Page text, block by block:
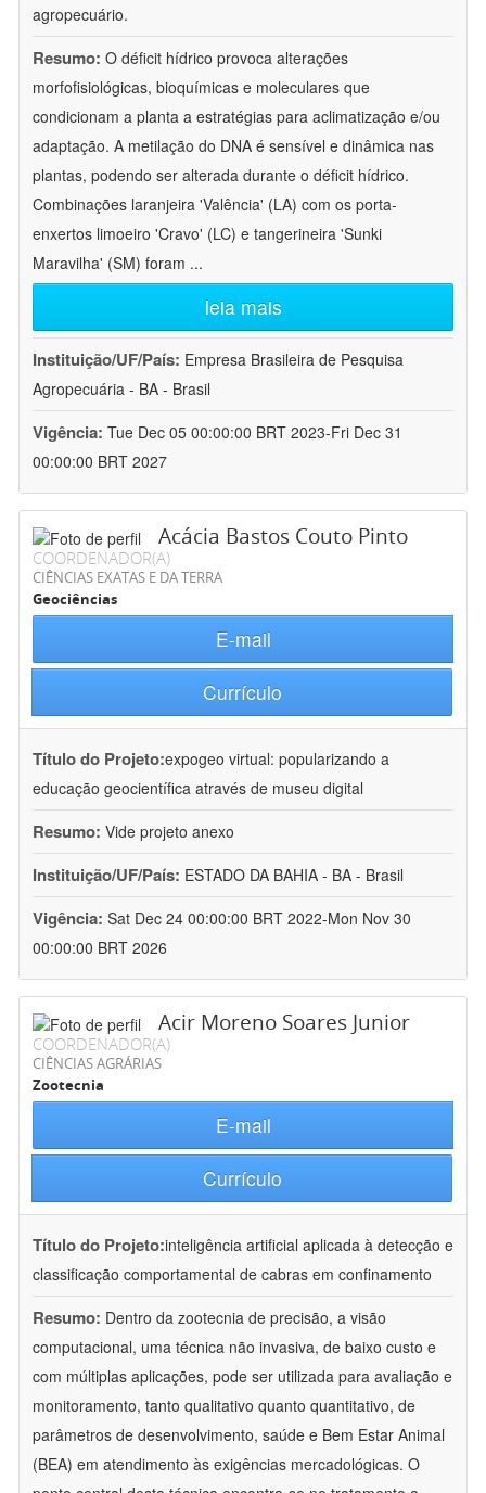
agropecuário.
Resumo: O déficit hídrico provoca alterações
morfofisiológicas, bioquímicas e moleculares que
condicionam a planta a estratégias para aclimatização e/ou
adaptação. A metilação do DNA é sensível e dinâmica nas
plantas, podendo ser alterada durante o déficit hídrico.
Combinações laranjeira 'Valência' (LA) com os porta-
enxertos limoeiro 'Cravo' (LC) e tangerineira 'Sunki
Maravilha' (SM) foram ...
leia mais
Instituição/UF/País: Empresa Brasileira de Pesquisa
Agropecuária - BA - Brasil
Vigência: Tue Dec 05 00:00:00 BRT 2023-Fri Dec 31
00:00:00 BRT 2027
Acácia Bastos Couto Pinto
COORDENADOR(A)
CIÊNCIAS EXATAS E DA TERRA
Geociências
E-mail
Currículo
Título do Projeto:expogeo virtual: popularizando a
educação geocientífica através de museu digital
Resumo: Vide projeto anexo
Instituição/UF/País: ESTADO DA BAHIA - BA - Brasil
Vigência: Sat Dec 24 00:00:00 BRT 2022-Mon Nov 30
00:00:00 BRT 2026
Acir Moreno Soares Junior
COORDENADOR(A)
CIÊNCIAS AGRÁRIAS
Zootecnia
E-mail
Currículo
Título do Projeto:inteligência artificial aplicada à detecção e
classificação comportamental de cabras em confinamento
Resumo: Dentro da zootecnia de precisão, a visão
computacional, uma técnica não invasiva, de baixo custo e
com múltiplas aplicações, pode ser utilizada para avaliação e
monitoramento, tanto qualitativo quanto quantitativo, de
parâmetros de desenvolvimento, saúde e Bem Estar Animal
(BEA) em atendimento às exigências mercadológicas. O